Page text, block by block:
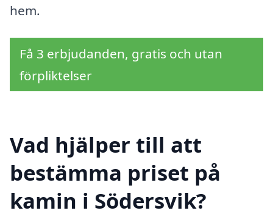
hem.
Få 3 erbjudanden, gratis och utan
förpliktelser
Vad hjälper till att
bestämma priset på
kamin i Södersvik?